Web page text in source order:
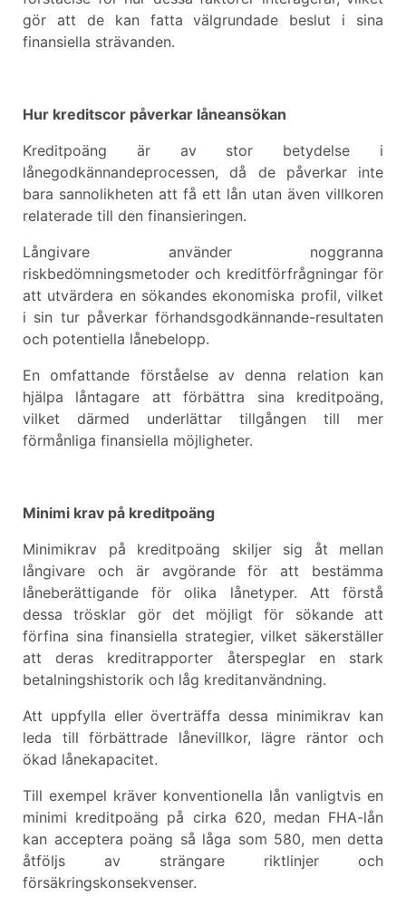
gör att de kan fatta välgrundade beslut i sina
finansiella strävanden.
Hur kreditscor påverkar låneansökan
Kreditpoäng är av stor betydelse i
lånegodkännandeprocessen, då de påverkar inte
bara sannolikheten att få ett lån utan även villkoren
relaterade till den finansieringen.
Långivare använder noggranna
riskbedömningsmetoder och kreditförfrågningar för
att utvärdera en sökandes ekonomiska profil, vilket
i sin tur påverkar förhandsgodkännande-resultaten
och potentiella lånebelopp.
En omfattande förståelse av denna relation kan
hjälpa låntagare att förbättra sina kreditpoäng,
vilket därmed underlättar tillgången till mer
förmånliga finansiella möjligheter.
Minimi krav på kreditpoäng
Minimikrav på kreditpoäng skiljer sig åt mellan
långivare och är avgörande för att bestämma
låneberättigande för olika lånetyper. Att förstå
dessa trösklar gör det möjligt för sökande att
förfina sina finansiella strategier, vilket säkerställer
att deras kreditrapporter återspeglar en stark
betalningshistorik och låg kreditanvändning.
Att uppfylla eller överträffa dessa minimikrav kan
leda till förbättrade lånevillkor, lägre räntor och
ökad lånekapacitet.
Till exempel kräver konventionella lån vanligtvis en
minimi kreditpoäng på cirka 620, medan FHA-lån
kan acceptera poäng så låga som 580, men detta
åtföljs av strängare riktlinjer och
försäkringskonsekvenser.